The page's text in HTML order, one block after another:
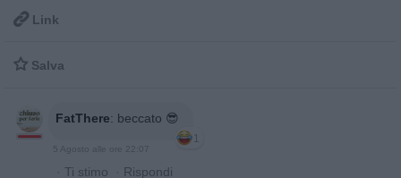
 Link
 Salva
FatThere: beccato 😎
1
5 Agosto alle ore 22:07
· Ti stimo · Rispondi